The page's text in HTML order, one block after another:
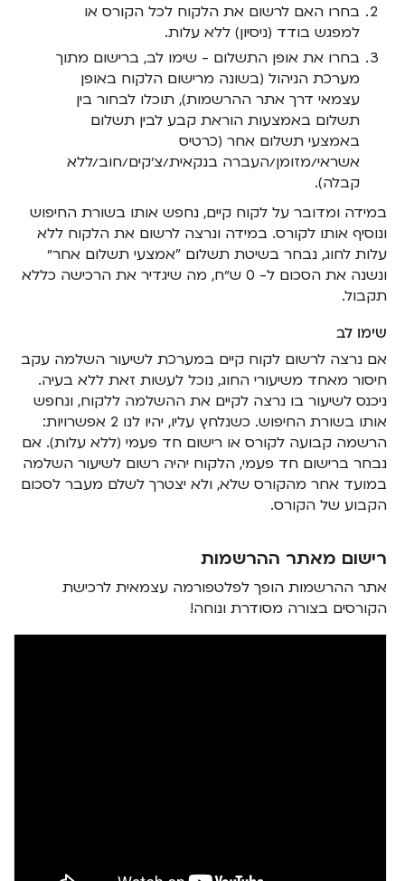
בחרו האם לרשום את הלקוח לכל הקורס או
למפגש בודד (ניסיון) ללא עלות.
בחרו את אופן התשלום - שימו לב, ברישום מתוך
מערכת הניהול (בשונה מרישום הלקוח באופן
עצמאי דרך אתר ההרשמות), תוכלו לבחור בין
תשלום באמצעות הוראת קבע לבין תשלום
באמצעי תשלום אחר (כרטיס
אשראי/מזומן/העברה בנקאית/צ׳קים/חוב/ללא
קבלה).
במידה ומדובר על לקוח קיים, נחפש אותו בשורת החיפוש
ונוסיף אותו לקורס. במידה ונרצה לרשום את הלקוח ללא
עלות לחוג, נבחר בשיטת תשלום "אמצעי תשלום אחר״
ונשנה את הסכום ל- 0 ש״ח, מה שיגדיר את הרכישה כללא
תקבול.
שימו לב
אם נרצה לרשום לקוח קיים במערכת לשיעור השלמה עקב
חיסור מאחד משיעורי החוג, נוכל לעשות זאת ללא בעיה.
ניכנס לשיעור בו נרצה לקיים את ההשלמה ללקוח, ונחפש
אותו בשורת החיפוש. כשנלחץ עליו, יהיו לנו 2 אפשרויות:
הרשמה קבועה לקורס או רישום חד פעמי (ללא עלות). אם
נבחר ברישום חד פעמי, הלקוח יהיה רשום לשיעור השלמה
במועד אחר מהקורס שלא, ולא יצטרך לשלם מעבר לסכום
הקבוע של הקורס.
רישום מאתר ההרשמות
‍אתר ההרשמות הופך לפלטפורמה עצמאית לרכישת
הקורסים בצורה מסודרת ונוחה!